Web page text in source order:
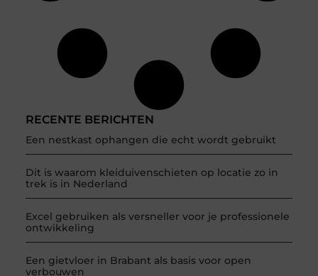
RECENTE BERICHTEN
Een nestkast ophangen die echt wordt gebruikt
Dit is waarom kleiduivenschieten op locatie zo in
trek is in Nederland
Excel gebruiken als versneller voor je professionele
ontwikkeling
Een gietvloer in Brabant als basis voor open
verbouwen